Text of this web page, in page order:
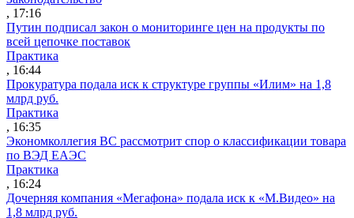
, 17:16
Путин подписал закон о мониторинге цен на продукты по
всей цепочке поставок
Практика
, 16:44
Прокуратура подала иск к структуре группы «Илим» на 1,8
млрд руб.
Практика
, 16:35
Экономколлегия ВС рассмотрит спор о классификации товара
по ВЭД ЕАЭС
Практика
, 16:24
Дочерняя компания «Мегафона» подала иск к «М.Видео» на
1,8 млрд руб.